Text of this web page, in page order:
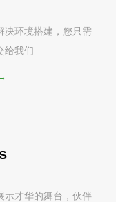
决环境搭建，您只需
给我们
示才华的舞台，伙伴